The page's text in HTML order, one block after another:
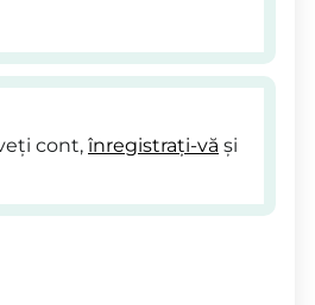
cont, înregistrați-vă și